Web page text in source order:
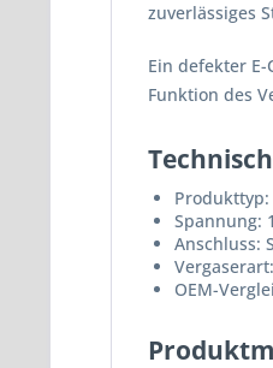
zuverlässiges
Ein defekter
Funktion des
Spannung:
Anschluss:
OEM-